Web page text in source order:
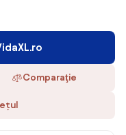
Comparaţie